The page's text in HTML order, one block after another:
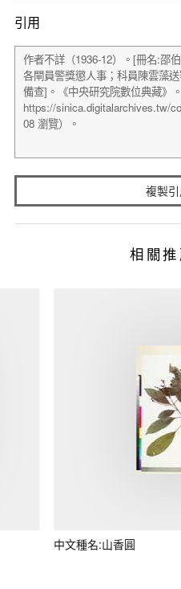
引用
複製
相關
中文種名:山香圓